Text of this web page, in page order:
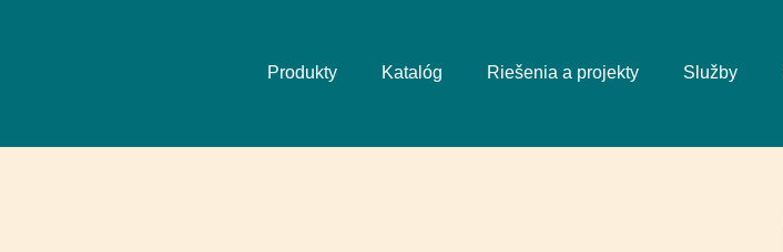
Produkty Katalóg Riešenia a projekty Služby